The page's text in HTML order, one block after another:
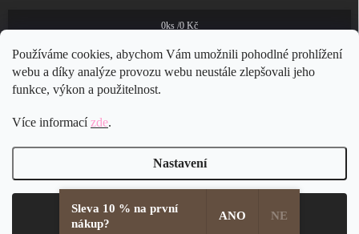
Používáme cookies, abychom Vám umožnili pohodlné prohlížení
webu a díky analýze provozu webu neustále zlepšovali jeho
funkce, výkon a použitelnost.
Více informacízde.
Nastavení
Souhlasím
0ks /0 Kč
Copyright 2026JSB Bijoux s.r.o.
Sleva 10 % na první
nákup?
ANO NE